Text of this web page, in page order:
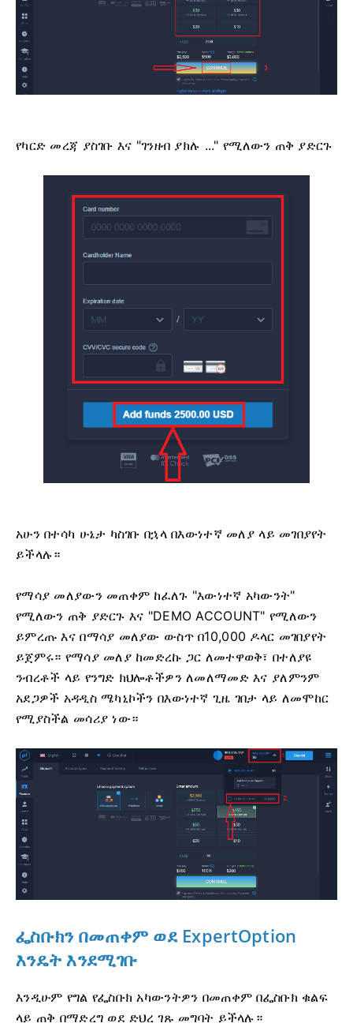
የካርድ መረጃ ያስገቡ እና "ገንዘብ ያክሉ ..." የሚለውን ጠቅ ያድርጉ
አሁን በተሳካ ሁኔታ ካስገቡ በኋላ በእውነተኛ መለያ ላይ መገበያየት
ይችላሉ።
የማሳያ መለያውን መጠቀም ከፈለጉ "እውነተኛ አካውንት"
የሚለውን ጠቅ ያድርጉ እና "DEMO ACCOUNT" የሚለውን
ይምረጡ እና በማሳያ መለያው ውስጥ በ10,000 ዶላር መገበያየት
ይጀምሩ። የማሳያ መለያ ከመድረኩ ጋር ለመተዋወቅ፣ በተለያዩ
ንብረቶች ላይ የንግድ ክህሎቶችዎን ለመለማመድ እና ያለምንም
አደጋዎች አዳዲስ ሜካኒኮችን በእውነተኛ ጊዜ ገበታ ላይ ለመሞከር
የሚያስችል መሳሪያ ነው።
ፌስቡክን በመጠቀም ወደ ExpertOption
እንዴት እንደሚገቡ
እንዲሁም የግል የፌስቡክ አካውንትዎን በመጠቀም በፌስቡክ ቁልፍ
ላይ ጠቅ በማድረግ ወደ ድህረ ገጹ መግባት ይችላሉ።